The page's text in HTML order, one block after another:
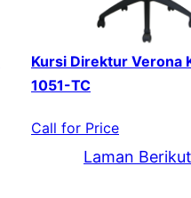
Kursi Direktur Verona
1051-TC
Call for Price
Laman